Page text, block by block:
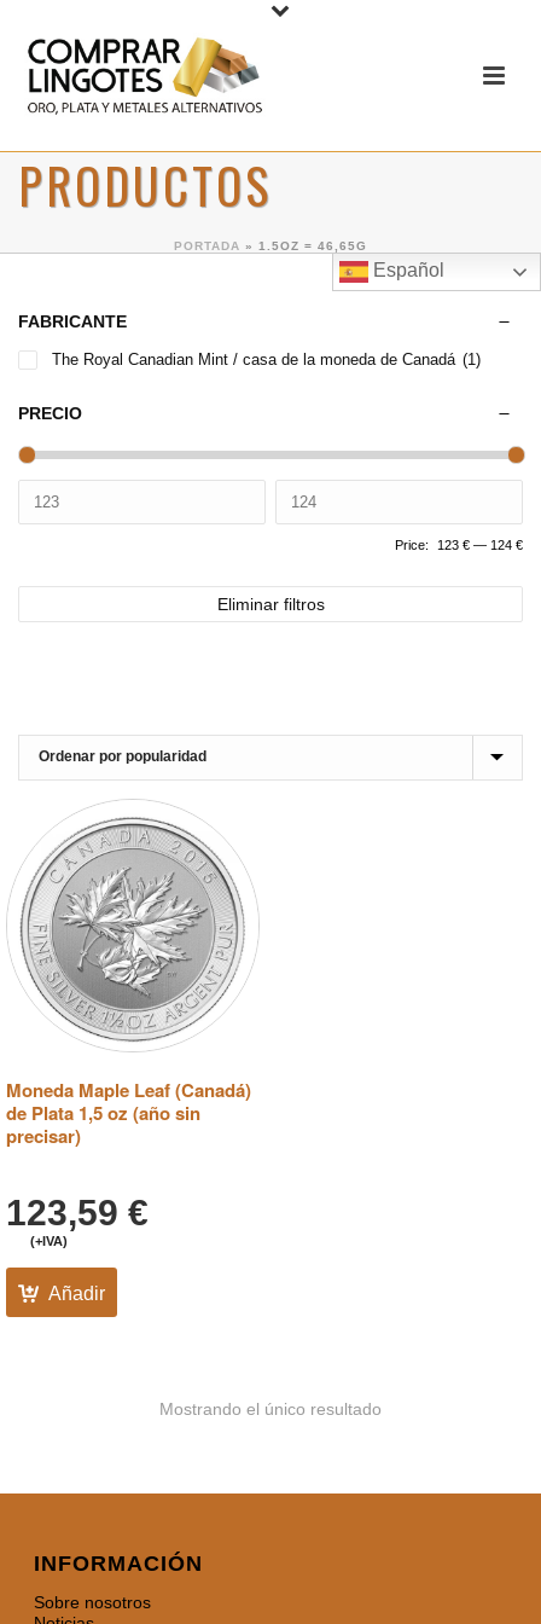
PRODUCTOS
PORTADA » 1.5OZ = 46,65G
Español
Moneda Maple Leaf (Canadá)
de Plata 1,5 oz (año sin
precisar)
123,59 €
(+IVA)
Añadir
Mostrando el único resultado
FABRICANTE
The Royal Canadian Mint / casa de la moneda de Canadá (1)
PRECIO
Price: 123 € — 124 €
Eliminar filtros
INFORMACIÓN
Sobre nosotros